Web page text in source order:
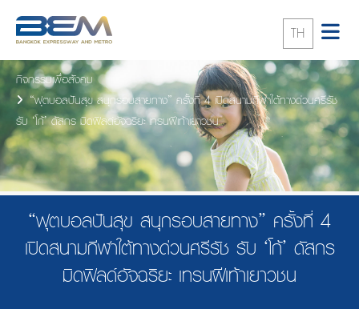
TH
กิจกรรมเพื่อสังคม
“ฟุตบอลปันสุข สนุกรอบสายทาง” ครั้งที่ 4 เปิดสนามกีฬาใต้ทางด่วนศรีรัช
รับ ‘โก้’ ดัสกร มิดฟิลด์อัจฉริยะ เทรนฝีเท้าเยาวชน
“ฟุตบอลปันสุข สนุกรอบสายทาง” ครั้งที่ 4
เปิดสนามกีฬาใต้ทางด่วนศรีรัช รับ ‘โก้’ ดัสกร
มิดฟิลด์อัจฉริยะ เทรนฝีเท้าเยาวชน